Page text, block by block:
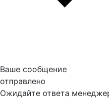
Ваше сообщение
отправлено
Ожидайте ответа